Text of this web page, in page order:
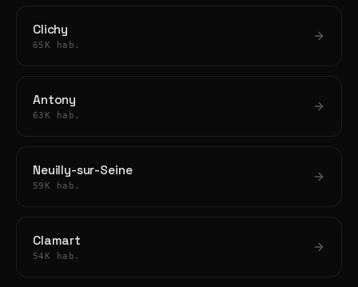
Clichy
65K hab.
Antony
63K hab.
Neuilly-sur-Seine
59K hab.
Clamart
54K hab.